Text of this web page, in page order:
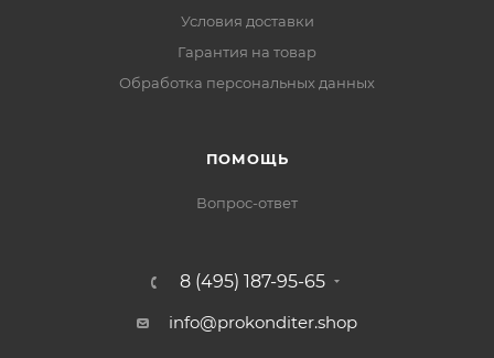
Условия доставки
Гарантия на товар
Обработка персональных данных
ПОМОЩЬ
Вопрос-ответ
8 (495) 187-95-65
info@prokonditer.shop